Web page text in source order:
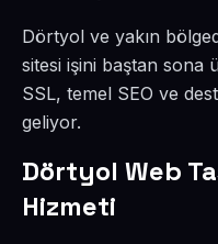
Dörtyol ve yakın
sitesi işini baştan sona
SSL, temel SEO ve
geliyor.
Dörtyol Web
Hizmeti